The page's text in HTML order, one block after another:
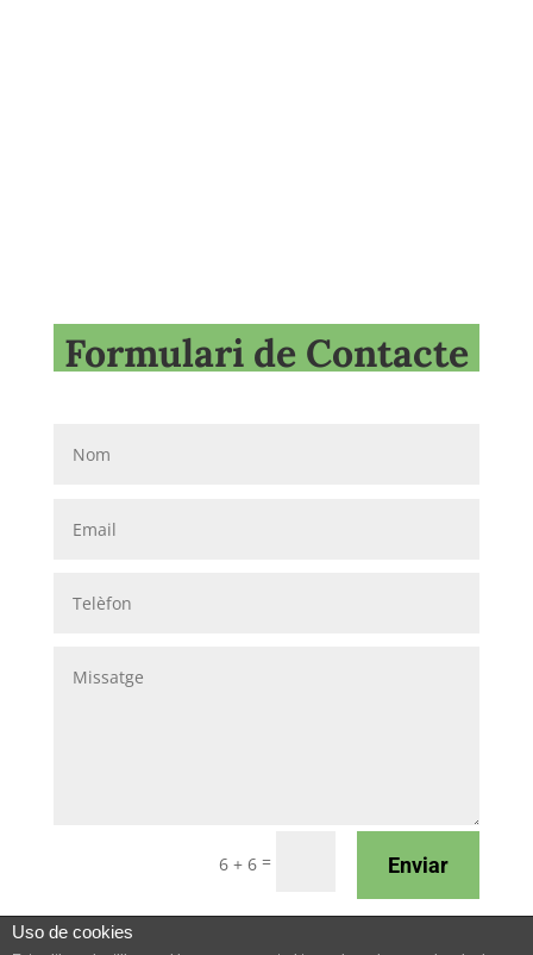
Formulari de Contacte
6 + 6 = Enviar
Uso de cookies